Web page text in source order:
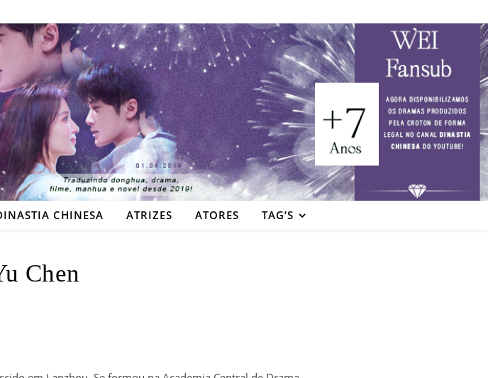
CHINESA ATRIZES ATORES TAG’S
Chen